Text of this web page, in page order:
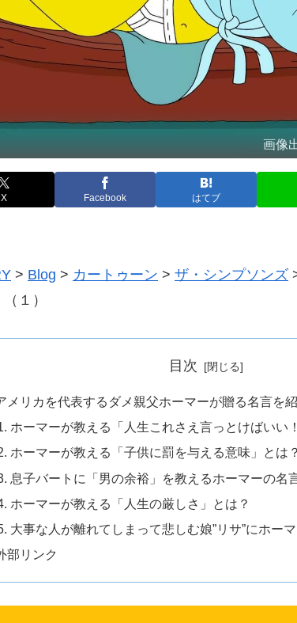
画像
X Facebook はてブ
> Blog > カートゥーン > ザ・シンプソンズ
１）
目次
メリカを代表するダメ親父ホーマーが贈る名言を紹
ホーマーが教える「人生これさえ言っとけばいい
ホーマーが教える「子供に罰を与える意味」とは？
息子バートに「男の余裕」を教えるホーマーの名
ホーマーが教える「人生の厳しさ」とは？
大事な人が離れてしまって悲しむ娘”リサ”にホー
部リンク